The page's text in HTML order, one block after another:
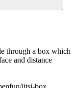
through a box which
and distance
jitsi-box